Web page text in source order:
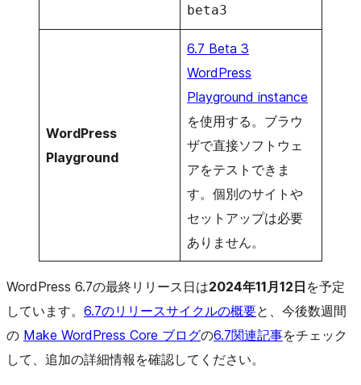
beta3
WordPress
Playground
6.7 Beta 3
WordPress
Playground instance
を使用する。ブラウ
ザで直接ソフトウェ
アをテストできま
す。個別のサイトや
セットアップは必要
ありません。
WordPress 6.7の最終リリース日は2024年11月12日 を予定
しています。 6.7のリリースサイクルの概要と、今後数週間
の Make WordPress Core ブログの6.7関連記事をチェック
して、追加の詳細情報を確認してください。